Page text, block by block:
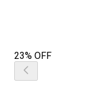
23% OFF